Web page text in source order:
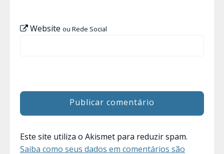
Website ou Rede Social
Este site utiliza o Akismet para reduzir spam.
Saiba como seus dados em comentários são